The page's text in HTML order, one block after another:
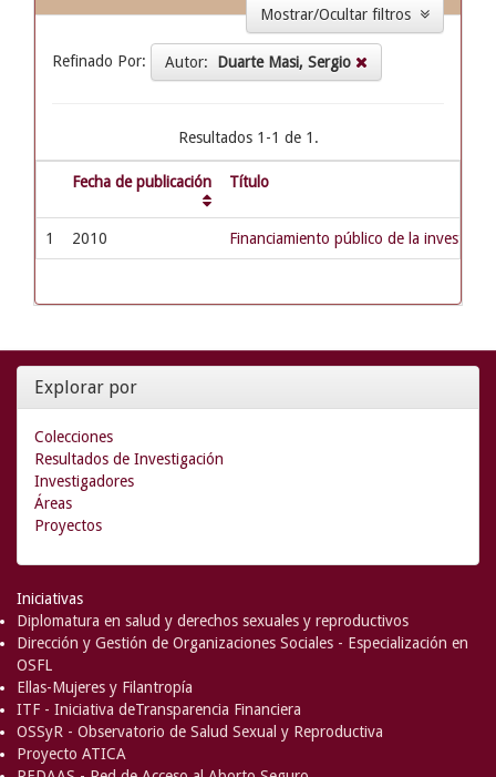
Refinado Por: Autor: Duarte Masi, Sergio
Resultados 1-1 de 1.
Fecha de publicación Título
1 2010 Financiamiento público de la
Explorar por
Colecciones
Resultados de Investigación
Investigadores
Áreas
Proyectos
Iniciativas
Diplomatura en salud y derechos sexuales y reproductivos
Dirección y Gestión de Organizaciones Sociales - Especialización en
OSFL
Ellas-Mujeres y Filantropía
ITF - Iniciativa deTransparencia Financiera
OSSyR - Observatorio de Salud Sexual y Reproductiva
Proyecto ATICA